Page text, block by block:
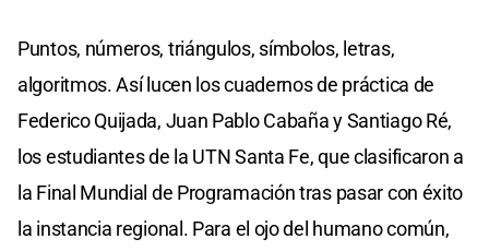
Puntos, números, triángulos, símbolos, letras,
algoritmos. Así lucen los cuadernos de práctica de
Federico Quijada, Juan Pablo Cabaña y Santiago Ré,
los estudiantes de la UTN Santa Fe, que clasificaron a
la Final Mundial de Programación tras pasar con éxito
la instancia regional. Para el ojo del humano común,